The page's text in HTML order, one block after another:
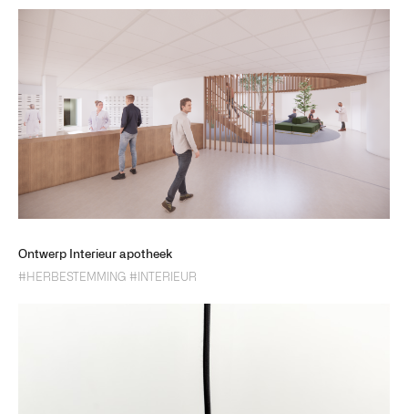
Ontwerp Interieur apotheek
#HERBESTEMMING #INTERIEUR